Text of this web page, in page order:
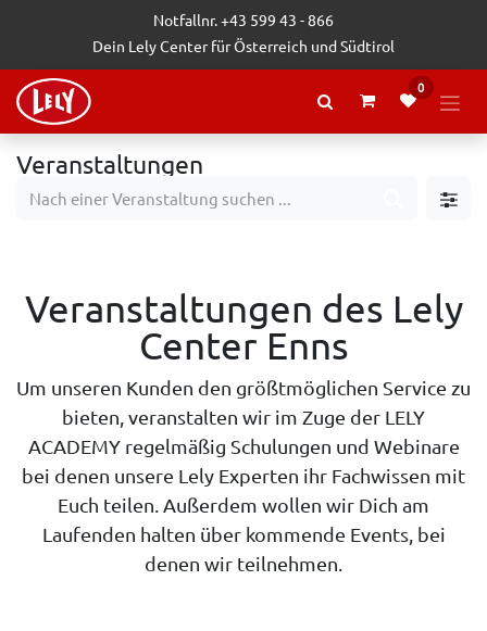
Zum Inhalt springenNotfallnr. +43 599 43 - 866
Dein Lely Center für Österreich und Südtirol
0
Veranstaltungen
Veranstaltungen des Lely
Center Enns
Um unseren Kunden den größtmöglichen Service zu
bieten, veranstalten wir im Zuge der LELY
ACADEMY regelmäßig Schulungen und Webinare
bei denen unsere Lely Experten ihr Fachwissen mit
Euch teilen. Außerdem wollen wir Dich am
Laufenden halten über kommende Events, bei
denen wir teilnehmen.